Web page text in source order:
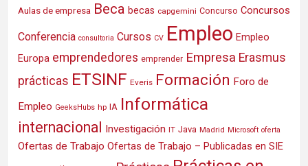
Aulas de empresa Beca becas capgemini Concurso Concursos
Conferencia consultoria Cursos CV Empleo Empleo
Europa emprendedores emprender Empresa Erasmus
prácticas ETSINF Everis Formación Foro de
Empleo GeeksHubs hp IA Informática
internacional Investigación IT Java Madrid Microsoft oferta
Ofertas de Trabajo Ofertas de Trabajo – Publicadas en SIE